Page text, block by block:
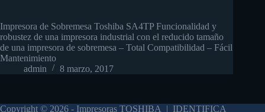
Impresora de Sobremesa Toshiba SA4TP Funcionalidad y
robustez de una impresora industrial con el reducido tamaño
de una impresora de sobremesa – Total Compatibilidad – Fácil
Mantenimiento
admin
8 marzo, 2017
Copyright © 2026 - Impresoras TOSHIBA | IDENTIFICA